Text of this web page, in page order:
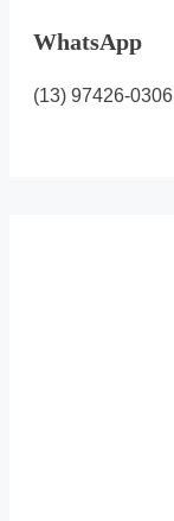
WhatsApp
(13) 97426-0306